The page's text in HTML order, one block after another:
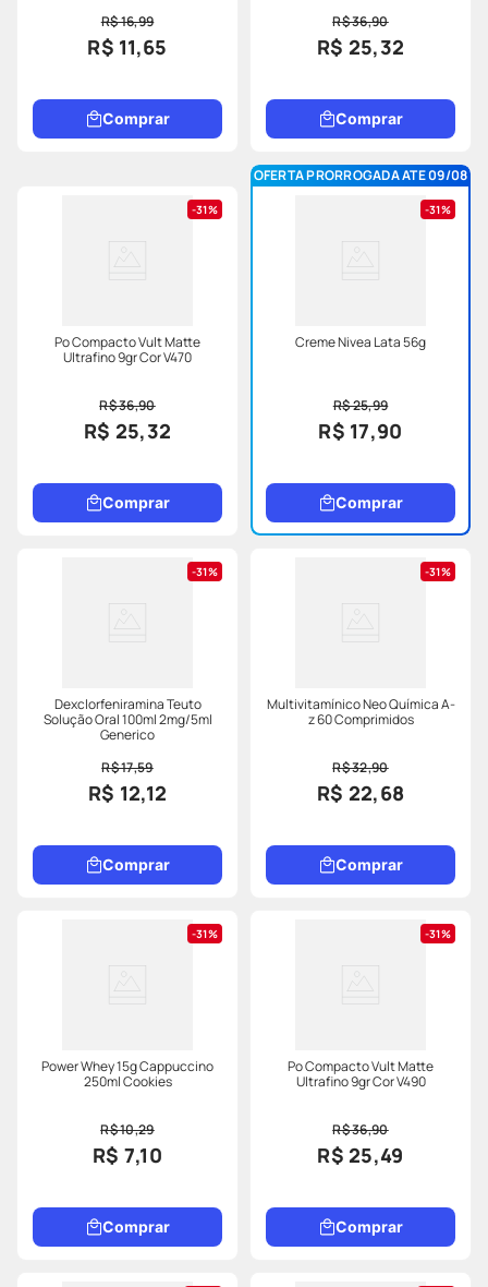
R$ 16,99
R$ 11,65
Comprar
R$ 36,90
R$ 25,32
Comprar
31%
Po Compacto Vult Matte
Ultrafino 9gr Cor V470
R$ 36,90
R$ 25,32
Comprar
OFERTA PRORROGADA ATE 09/08
31%
Creme Nivea Lata 56g
R$ 25,99
R$ 17,90
Comprar
31%
Dexclorfeniramina Teuto
Solução Oral 100ml 2mg/5ml
Generico
R$ 17,59
R$ 12,12
Comprar
31%
Multivitamínico Neo Química A-
z 60 Comprimidos
R$ 32,90
R$ 22,68
Comprar
31%
Power Whey 15g Cappuccino
250ml Cookies
R$ 10,29
R$ 7,10
Comprar
31%
Po Compacto Vult Matte
Ultrafino 9gr Cor V490
R$ 36,90
R$ 25,49
Comprar